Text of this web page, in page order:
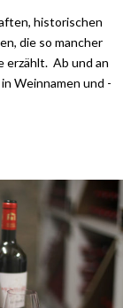
historischen
die so mancher
erzählt. Ab und an
Weinnamen und -